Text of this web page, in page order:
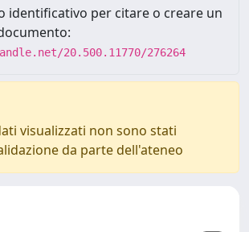
identificativo per citare o creare un
20.500.11770/276264
visualizzati non sono stati
da parte dell'ateneo